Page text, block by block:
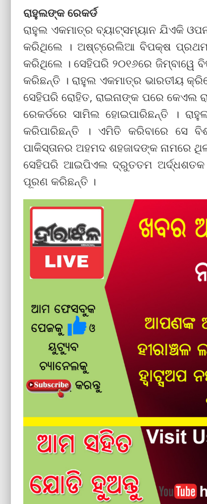
ରାହୁଲଙ୍କ ରେକର୍ଡ
ରାହୁଲ ଏକମାତ୍ର ବ୍ୟାଟ୍ସମ୍ୟାନ ଯିଏକି
କରିଥିଲେ । ଅଷ୍ଟ୍ରେଲିଆ ବିପକ୍ଷ ପ୍ରଥମ
କରିଥିଲେ । ସେହିପରି ୨୦୧୬ରେ ଜିମ୍ବାୱେ
କରିଛନ୍ତି । ରାହୁଲ ଏକମାତ୍ର ଭାରତୀୟ
ସେହିପରି ରୋହିତ, ରାଇନାଙ୍କ ପରେ କେଏଲ
ରେକର୍ଡରେ ସାମିଲ ହୋଇପାରିଛନ୍ତି ।
କରିପାରିଛନ୍ତି । ଏମିତି କରିବାରେ ସେ
ପାକିସ୍ତାନର ଅହମଦ ଶହଜାଦଙ୍କ ନାମରେ
ସେହିପରି ଆଇପିଏଲ ଦ୍ରୁତତମ ଅର୍ଦ୍ଧଶତକ
ପୂରଣ କରିଛନ୍ତି ।